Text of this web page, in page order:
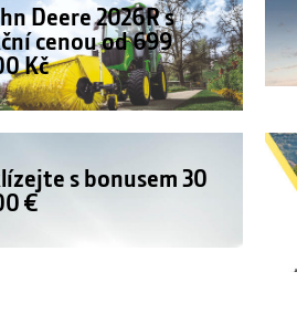
Deere 2026R s
cenou od 699
Kč
s bonusem 30
€